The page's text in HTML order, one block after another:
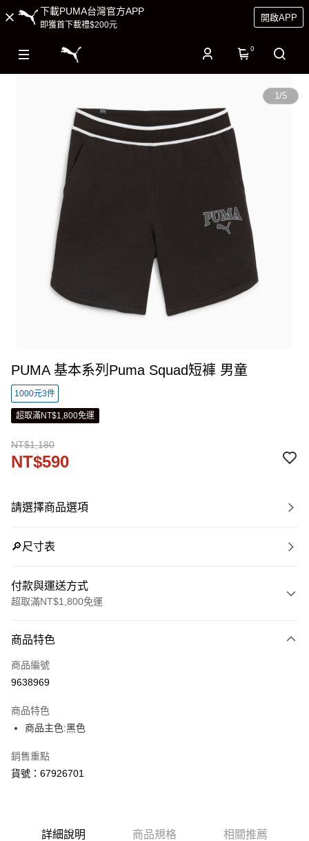
下載PUMA台灣官方APP
即獲首下載禮$200元
開啟APP
0
1/5
PUMA 基本系列Puma Squad短褲 男童
1000元3件
超取滿NT$1,800免運
NT$1,180
NT$590
請選擇商品選項
🔎尺寸表
付款與運送方式
超取滿NT$1,800免運
信用卡一次付款
LINE Pay
街口支付
悠遊付
Google Pay
運送方式
商品特色
商品編號
9638969
商品特色
商品主色:黑色
銷售重點
貨號：67926701
詳細說明 商品規格 相關推薦